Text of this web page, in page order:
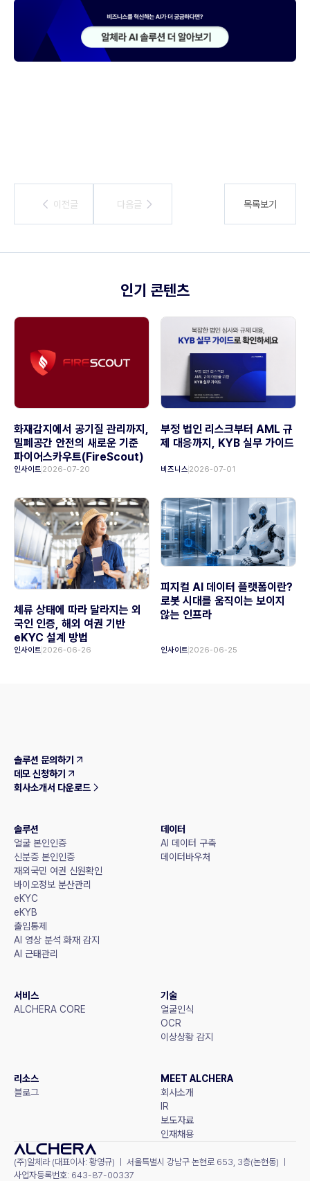
이전글
이전글 다음글
다음글 목록보기
인기 콘텐츠
화재감지에서 공기질 관리까지,
밀폐공간 안전의 새로운 기준
파이어스카우트(FireScout)
인사이트 2026-07-20
부정 법인 리스크부터 AML 규
제 대응까지, KYB 실무 가이드
비즈니스 2026-07-01
체류 상태에 따라 달라지는 외
국인 인증, 해외 여권 기반
eKYC 설계 방법
인사이트 2026-06-26
피지컬 AI 데이터 플랫폼이란?
로봇 시대를 움직이는 보이지
않는 인프라
인사이트 2026-06-25
솔루션 문의하기
데모 신청하기
회사소개서 다운로드
솔루션
얼굴 본인인증
신분증 본인인증
재외국민 여권 신원확인
바이오정보 분산관리
eKYC
eKYB
출입통제
AI 영상 분석 화재 감지
AI 근태관리
데이터
AI 데이터 구축
데이터바우처
서비스
ALCHERA CORE
기술
얼굴인식
OCR
이상상황 감지
리소스
블로그
MEET ALCHERA
회사소개
IR
보도자료
인재채용
(주)알체라 (대표이사: 황영규) ㅣ 서울특별시 강남구 논현로 653, 3층(논현동) ㅣ
사업자등록번호: 643-87-00337